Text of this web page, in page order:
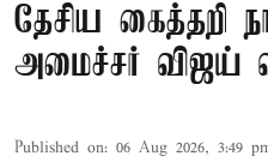
தேசிய கைத்தறி
அமைச்சர் விஜய்
Published on: 06 Aug 2026, 3:49